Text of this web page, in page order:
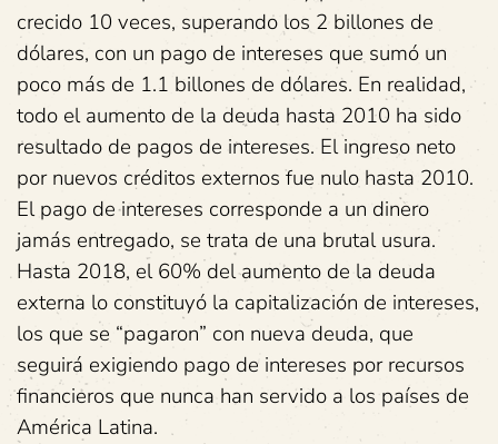
crecido 10 veces, superando los 2 billones de
dólares, con un pago de intereses que sumó un
poco más de 1.1 billones de dólares. En realidad,
todo el aumento de la deuda hasta 2010 ha sido
resultado de pagos de intereses. El ingreso neto
por nuevos créditos externos fue nulo hasta 2010.
El pago de intereses corresponde a un dinero
jamás entregado, se trata de una brutal usura.
Hasta 2018, el 60% del aumento de la deuda
externa lo constituyó la capitalización de intereses,
los que se “pagaron” con nueva deuda, que
seguirá exigiendo pago de intereses por recursos
financieros que nunca han servido a los países de
América Latina.